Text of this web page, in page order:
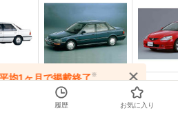
円 105.8～221万円 199.5～
均1ヶ月で掲載終了※
お問い合わせください
履歴 お気に入り